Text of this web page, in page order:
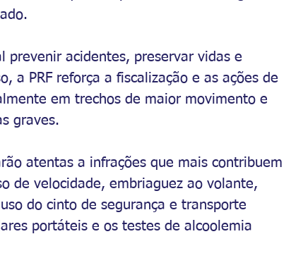
prevenir acidentes, preservar vidas e
a PRF reforça a fiscalização e as ações de
em trechos de maior movimento e
graves.
atentas a infrações que mais contribuem
de velocidade, embriaguez ao volante,
do cinto de segurança e transporte
portáteis e os testes de alcoolemia